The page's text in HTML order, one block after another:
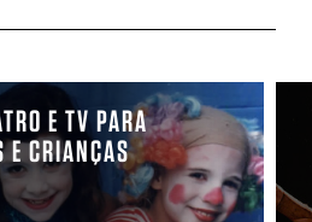
E TV PARA
E CRIANÇAS